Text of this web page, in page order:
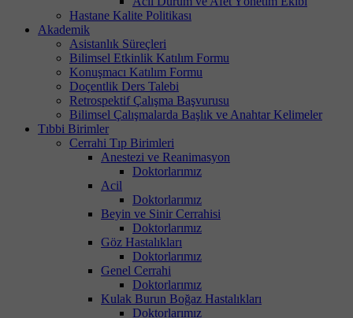
Hastane Kalite Politikası
Akademik
Asistanlık Süreçleri
Bilimsel Etkinlik Katılım Formu
Konuşmacı Katılım Formu
Doçentlik Ders Talebi
Retrospektif Çalışma Başvurusu
Bilimsel Çalışmalarda Başlık ve Anahtar Kelimeler
Tıbbi Birimler
Cerrahi Tıp Birimleri
Anestezi ve Reanimasyon
Doktorlarımız
Acil
Doktorlarımız
Beyin ve Sinir Cerrahisi
Doktorlarımız
Göz Hastalıkları
Doktorlarımız
Genel Cerrahi
Doktorlarımız
Kulak Burun Boğaz Hastalıkları
Doktorlarımız